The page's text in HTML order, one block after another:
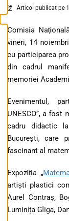
Articol publicat pe
Comisia
vineri, 14
cu participarea
din cadrul
memoriei
Evenimentul,
UNESCO”, a fost
cadru didactic
București, care
fascinant al
Expoziția „
artiști plastici
Aurel Contraș,
Luminița Gliga,